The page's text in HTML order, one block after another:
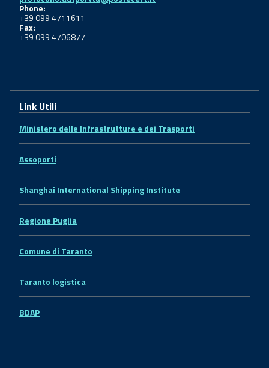
Phone:
+39 099 4711611
Fax:
+39 099 4706877
Link Utili
Ministero delle Infrastrutture e dei Trasporti
Assoporti
Shanghai International Shipping Institute
Regione Puglia
Comune di Taranto
Taranto logistica
BDAP